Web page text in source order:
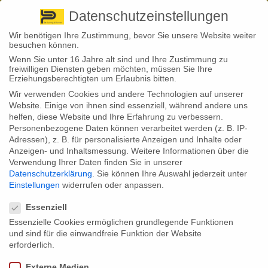
+ 49 3501 528571 |
Back to News
27
Okt.
Stephan Fröhlich
Der Bundesgerichtshof hat am Dienstag ein Urteil gefällt, das allzu
hohen und willkürlich berechneten Bankgebühren einen Riegel
vorschiebt. Demnach dürfen die Geldhäuser keine Pauschalgebühr
Manche Kunden dürfen nun auf eine Rückzahlung hoffen.
Es ist bisher gängige Praxis gewesen, aber sicher nicht im Sinne des
Kunden: Viele Banken haben eine Mindestpauschale berechnet, wenn
die Inhaber ihres Girokontos den Dispo überzogen haben. Doch
verstoßen gegen die gesetzlichen Vorgaben des Verbraucherschutzes.
Datenschutzeinstellungen
Wir benötigen Ihre Zustimmung, bevor Sie unsere Website weiter
besuchen können.
Wenn Sie unter 16 Jahre alt sind und Ihre Zustimmung zu
freiwilligen Diensten geben möchten, müssen Sie Ihre
Erziehungsberechtigten um Erlaubnis bitten.
Wir verwenden Cookies und andere Technologien auf unserer
Website. Einige von ihnen sind essenziell, während andere uns
helfen, diese Website und Ihre Erfahrung zu verbessern.
Personenbezogene Daten können verarbeitet werden (z. B. IP-
Adressen), z. B. für personalisierte Anzeigen und Inhalte oder
Anzeigen- und Inhaltsmessung. Weitere Informationen über die
Verwendung Ihrer Daten finden Sie in unserer
Datenschutzerklärung
Sie können Ihre Auswahl jederzeit unter
Einstellungen widerrufen oder anpassen.
Essenziell
Essenzielle Cookies ermöglichen grundlegende Funktionen
und sind für die einwandfreie Funktion der Website
erforderlich.